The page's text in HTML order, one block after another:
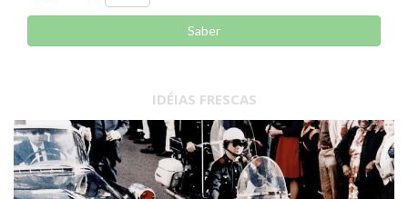
Saber
IDÉIAS FRESCAS